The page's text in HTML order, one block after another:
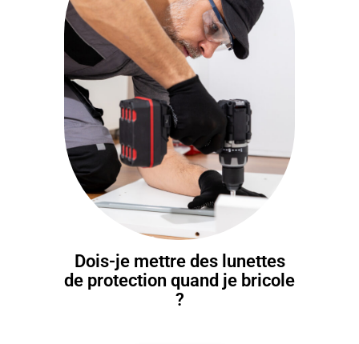
Dois-je mettre des lunettes
de protection quand je bricole
?